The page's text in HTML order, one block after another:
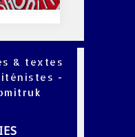
& textes
-